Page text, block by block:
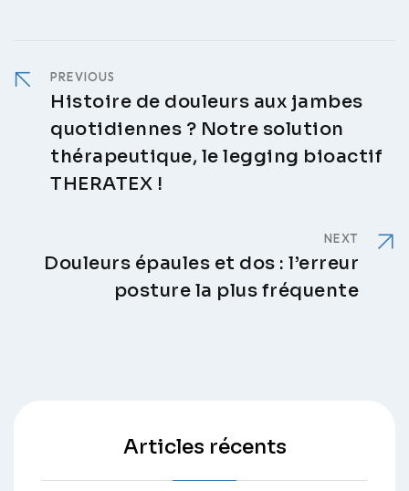
PREVIOUS
Histoire de douleurs aux jambes
quotidiennes ? Notre solution
thérapeutique, le legging bioactif
THERATEX !
NEXT
Douleurs épaules et dos : l’erreur
posture la plus fréquente
Articles récents